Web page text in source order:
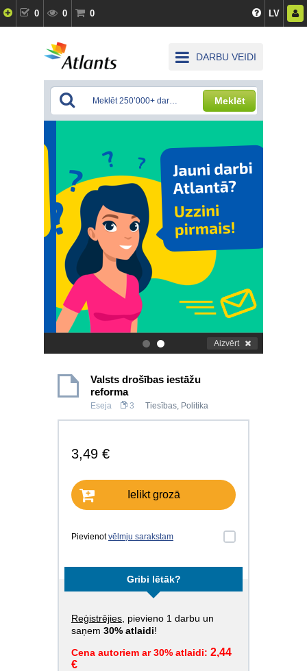
0 0 0 LV
DARBU VEIDI
Meklēt
. Aizvērt
Valsts drošības iestāžu
reforma
Eseja 3 Tiesības, Politika
3,49 €
Ielikt grozā
Pievienotvēlmju sarakstam
Gribi lētāk?
Reģistrējies , pievieno 1 darbu un
saņem 30% atlaidi!
Cena autoriem ar 30% atlaidi: 2,44
€